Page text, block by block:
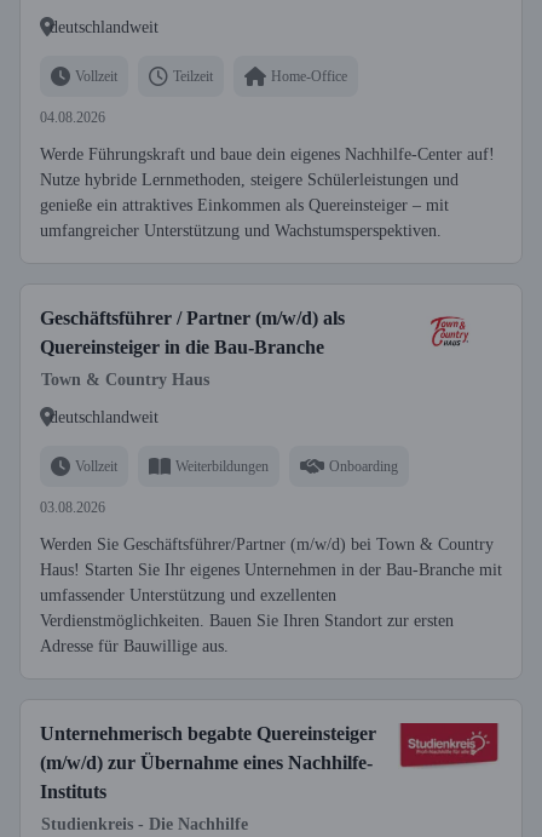
deutschlandweit
Vollzeit Teilzeit Home-Office
04.08.2026
Werde Führungskraft und baue dein eigenes Nachhilfe-Center auf!
Nutze hybride Lernmethoden, steigere Schülerleistungen und
genieße ein attraktives Einkommen als Quereinsteiger – mit
umfangreicher Unterstützung und Wachstumsperspektiven.
Geschäftsführer / Partner (m/w/d) als
Quereinsteiger in die Bau-Branche
Town & Country Haus
deutschlandweit
Vollzeit Weiterbildungen Onboarding
03.08.2026
Werden Sie Geschäftsführer/Partner (m/w/d) bei Town & Country
Haus! Starten Sie Ihr eigenes Unternehmen in der Bau-Branche mit
umfassender Unterstützung und exzellenten
Verdienstmöglichkeiten. Bauen Sie Ihren Standort zur ersten
Adresse für Bauwillige aus.
Unternehmerisch begabte Quereinsteiger
(m/w/d) zur Übernahme eines Nachhilfe-
Instituts
Studienkreis - Die Nachhilfe